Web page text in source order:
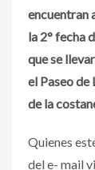
encuentran
la 2° fecha
que se
el Paseo de
de la
Quienes
del e- mail